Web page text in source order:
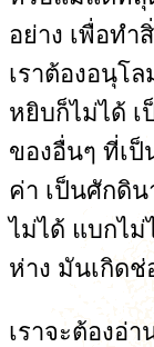
อย่าง เพื่อทำ
เราต้องอนุโ
หยิบก็ไม่ได้
ของอื่นๆ ที่เป็
ค่า เป็นศักดิน
ไม่ได้ แบกไ
ห่าง มันเกิดช่
เราจะต้องอ่